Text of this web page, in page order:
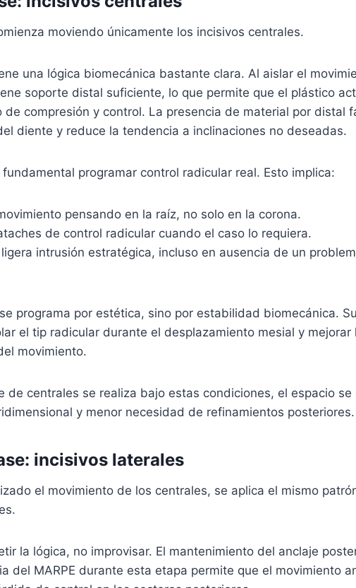
moviendo únicamente los incisivos centrales.
una lógica biomecánica bastante clara. Al aislar el
soporte distal suficiente, lo que permite que el plástico
de compresión y control. La presencia de material por distal
diente y reduce la tendencia a inclinaciones no deseadas.
programar control radicular real. Esto implica:
pensando en la raíz, no solo en la corona.
de control radicular cuando el caso lo requiera.
intrusión estratégica, incluso en ausencia de un
programa por estética, sino por estabilidad biomecánica.
el tip radicular durante el desplazamiento mesial y mejorar
movimiento.
de centrales se realiza bajo estas condiciones, el espacio se
y menor necesidad de refinamientos posteriores.
incisivos laterales
el movimiento de los centrales, se aplica el mismo
la lógica, no improvisar. El mantenimiento del anclaje
del MARPE durante esta etapa permite que el movimiento